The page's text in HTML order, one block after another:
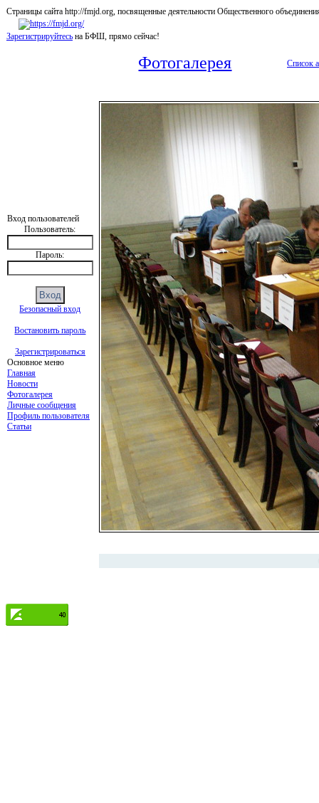
Страницы сайта http://fmjd.org, посвященные деятельности Общественного
Зарегистрируйтесь на БФШ, прямо сейчас!
Вход пользователей
Пользователь:
Пароль:
Безопасный вход
Востановить пароль
Зарегистрироваться
Основное меню
Главная
Новости
Фотогалерея
Личные сообщения
Профиль пользователя
Статьи
Фотогалерея Список